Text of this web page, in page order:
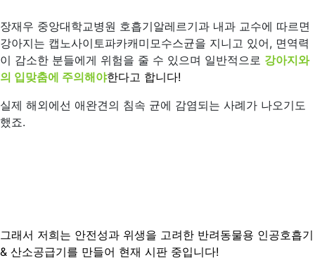
장재우 중앙대학교병원 호흡기알레르기과 내과 교수에 따르면
강아지는 캡노사이토파카캐미모수스균을 지니고 있어, 면역력
이 감소한 분들에게 위험을 줄 수 있으며 일반적으로 강아지와
의 입맞춤에 주의해야한다고 합니다!
실제 해외에선 애완견의 침속 균에 감염되는 사례가 나오기도
했죠.
그래서 저희는 안전성과 위생을 고려한 반려동물용 인공호흡기
& 산소공급기를 만들어 현재 시판 중입니다!